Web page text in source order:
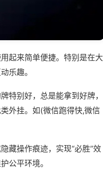
起来简单便捷。特别是在大
乐趣。
特别好，总是能拿到好牌，
外挂。如(微信跑得快,微信
藏操作痕迹，实现“必胜”效
公平环境。